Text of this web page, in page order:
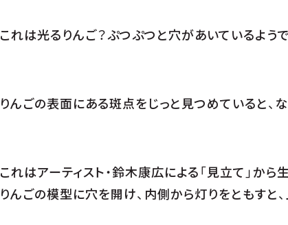
これは光るりんご？ぷつぷつと穴があいているようで
りんごの表面にある斑点をじっと見つめていると
これはアーティスト・鈴木康広による「見立て」から
りんごの模型に穴を開け、内側から灯りをともすと